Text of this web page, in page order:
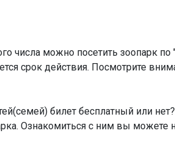
числа можно посетить зоопарк
срок действия. Посмотрите
билет бесплатный или нет?
Ознакомиться с ним вы можете